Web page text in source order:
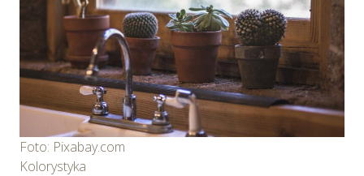
Foto: Pixabay.com
Kolorystyka